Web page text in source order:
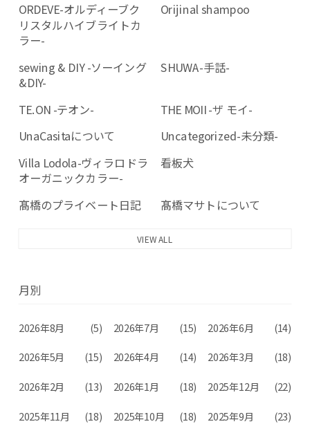
ORDEVE-オルディーブク
リスタルハイブライトカ
ラー-
Orijinal shampoo
sewing & DIY -ソーイング
&DIY-
SHUWA-手話-
TE.ON -テオン-
THE MOII -ザ モイ-
UnaCasitaについて
Uncategorized-未分類-
Villa Lodola-ヴィラロドラ
オーガニックカラー-
看板犬
髙橋のプライベート日記 髙橋マサトについて
VIEW ALL
月別
2026年8月 (5) 2026年7月 (15) 2026年6月 (14)
2026年5月 (15) 2026年4月 (14) 2026年3月 (18)
2026年2月 (13) 2026年1月 (18) 2025年12月 (22)
2025年11月 (18) 2025年10月 (18) 2025年9月 (23)